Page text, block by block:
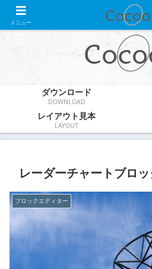
WordPress無料
ダウンロード
DOWNLOAD
レイアウト見本
LAYOUT
レーダーチャートブロ
ブロックエディター
メニュー